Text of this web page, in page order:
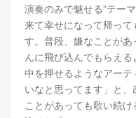
演奏のみで魅せる”テー
来て幸せになって帰って
す。普段、嫌なことがあ
んに飛び込んでもらえ
中を押せるようなアー
いなと思ってます」と
ことがあっても歌い続